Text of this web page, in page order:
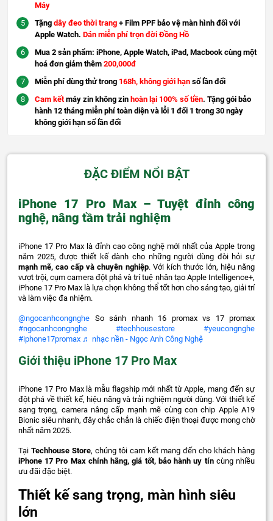
Máy
Tặng dây đeo thời trang + Film PPF bảo vệ màn hình đối với
Apple Watch. Dán miễn phí trọn đời Đồng Hồ
Mua 2 sản phẩm: iPhone, Apple Watch, iPad, Macbook cùng một
hoá đơn giảm thêm 200,000đ
Miễn phí dùng thử trong 168h, không giới hạn số lần đổi
Cam kếtmáy zin không zin hoàn lại 100% số tiền. Tặng gói bảo
hành 12 tháng miễn phí toàn diện và lỗi 1 đổi 1 trong 30 ngày
không giới hạn số lần đổi
ĐẶC ĐIỂM NỔI BẬT
iPhone 17 Pro Max – Tuyệt đỉnh công
nghệ, nâng tầm trải nghiệm
iPhone 17 Pro Max là đỉnh cao công nghệ mới nhất của Apple trong
năm 2025, được thiết kế dành cho những người dùng đòi hỏi sự
mạnh mẽ, cao cấp và chuyên nghiệp. Với kích thước lớn, hiệu năng
vượt trội, cụm camera đột phá và trí tuệ nhân tạo Apple Intelligence+,
iPhone 17 Pro Max là lựa chọn không thể tốt hơn cho sáng tạo, giải trí
và làm việc đa nhiệm.
@ngocanhcongnghe So sánh nhanh 16 promax vs 17 promax
#ngocanhcongnghe
#techhousestore
#yeucongnghe
#iphone17promax ♬ nhạc nền - Ngọc Anh Công Nghệ
Giới thiệu iPhone 17 Pro Max
iPhone 17 Pro Max là mẫu flagship mới nhất từ Apple, mang đến sự
đột phá về thiết kế, hiệu năng và trải nghiệm người dùng. Với thiết kế
sang trọng, camera nâng cấp mạnh mẽ cùng con chip Apple A19
Bionic siêu nhanh, đây chắc chắn là chiếc điện thoại được mong chờ
nhất năm 2025.
Tại Techhouse Store, chúng tôi cam kết mang đến cho khách hàng
iPhone 17 Pro Max chính hãng, giá tốt, bảo hành uy tíncùng nhiều
ưu đãi đặc biệt.
Thiết kế sang trọng, màn hình siêu
lớn